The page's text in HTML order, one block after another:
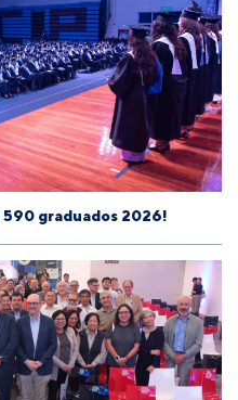
590 graduados 2026!